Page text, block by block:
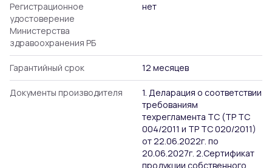
Регистрационное
удостоверение
Министерства
здравоохранения РБ
нет
Гарантийный срок 12 месяцев
Документы производителя
1. Деларация о соответствии
требованиям
техрегламента ТС (ТР ТС
004/2011 и ТР ТС 020/2011)
от 22.06.2022г. по
20.06.2027г. 2.Сертификат
продукции собственного